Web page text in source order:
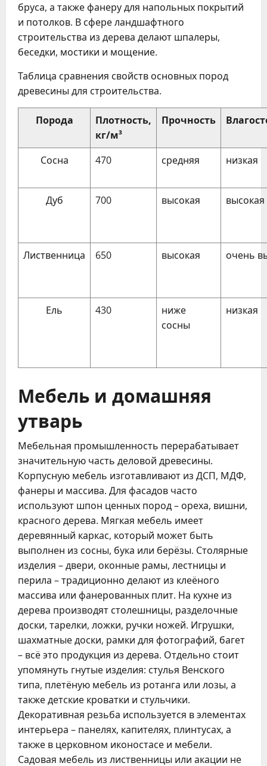
бруса, а также фанеру для напольных покрытий
и потолков. В сфере ландшафтного
строительства из дерева делают шпалеры,
беседки, мостики и мощение.
Таблица сравнения свойств основных пород
древесины для строительства.
Порода
Плотность,
кг/м³
Прочность
Сосна 470 средняя низкая
Дуб 700 высокая высокая
Лиственница 650 высокая очень
Ель 430
ниже
сосны
низкая
Мебель и домашняя
утварь
Мебельная промышленность перерабатывает
значительную часть деловой древесины.
Корпусную мебель изготавливают из ДСП, МДФ,
фанеры и массива. Для фасадов часто
используют шпон ценных пород – ореха, вишни,
красного дерева. Мягкая мебель имеет
деревянный каркас, который может быть
выполнен из сосны, бука или берёзы. Столярные
изделия – двери, оконные рамы, лестницы и
перила – традиционно делают из клеёного
массива или фанерованных плит. На кухне из
дерева производят столешницы, разделочные
доски, тарелки, ложки, ручки ножей. Игрушки,
шахматные доски, рамки для фотографий, багет
– всё это продукция из дерева. Отдельно стоит
упомянуть гнутые изделия: стулья Венского
типа, плетёную мебель из ротанга или лозы, а
также детские кроватки и стульчики.
Декоративная резьба используется в элементах
интерьера – панелях, капителях, плинтусах, а
также в церковном иконостасе и мебели.
Садовая мебель из лиственницы или акации не